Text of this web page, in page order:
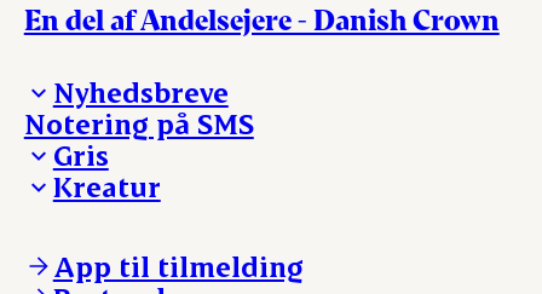
En del af Andelsejere - Danish Crown
Nyhedsbreve
Madinspiration - nyhedsbrev
Notering på SMS
Gris
Ejerinformation
Nyheder
Kreatur
Kontakt os
Notering
App til tilmelding